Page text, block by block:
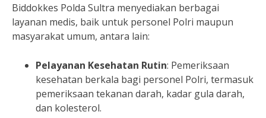
Biddokkes Polda Sultra menyediakan berbagai
layanan medis, baik untuk personel Polri maupun
masyarakat umum, antara lain:
Pelayanan Kesehatan Rutin: Pemeriksaan
kesehatan berkala bagi personel Polri, termasuk
pemeriksaan tekanan darah, kadar gula darah,
dan kolesterol.